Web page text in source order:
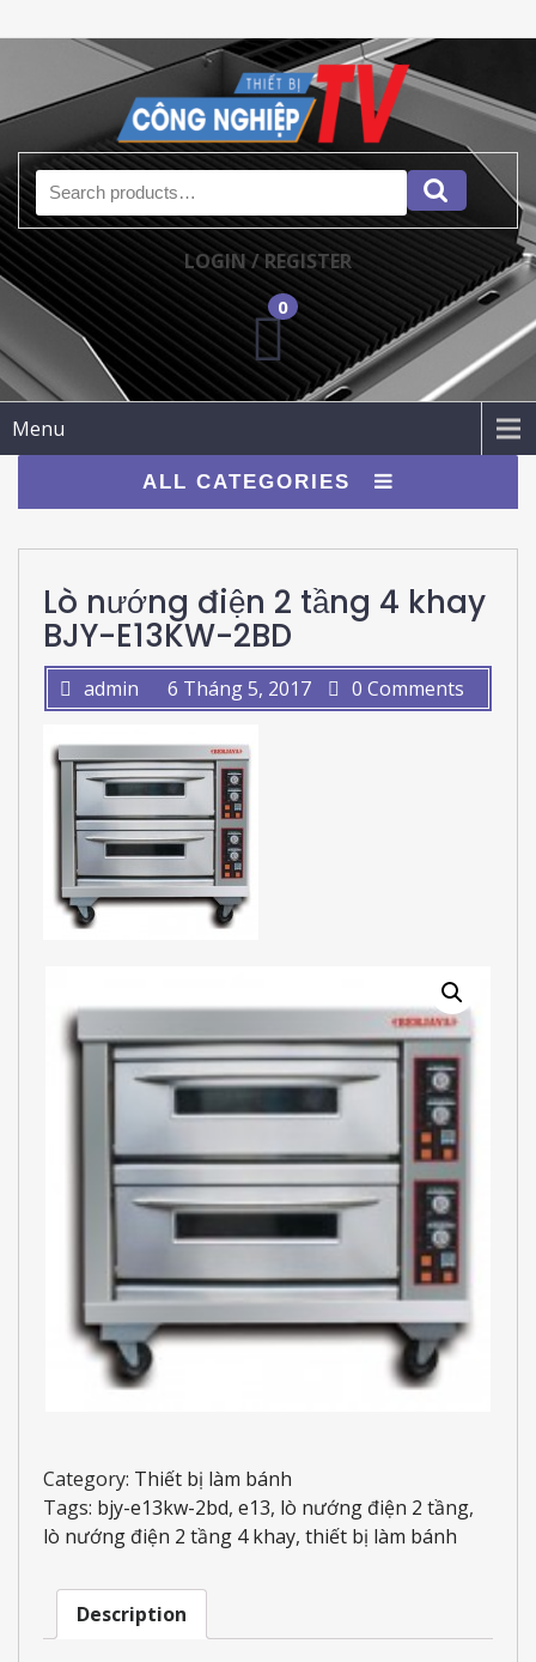
Search for:
LOGIN / REGISTER
0
Menu
ALL CATEGORIES
Lò nướng điện 2 tầng 4 khay
BJY-E13KW-2BD
admin 6 Tháng 5, 2017 0 Comments
Category: Thiết bị làm bánh
Tags: bjy-e13kw-2bd, e13, lò nướng điện 2 tầng,
lò nướng điện 2 tầng 4 khay, thiết bị làm bánh
Description